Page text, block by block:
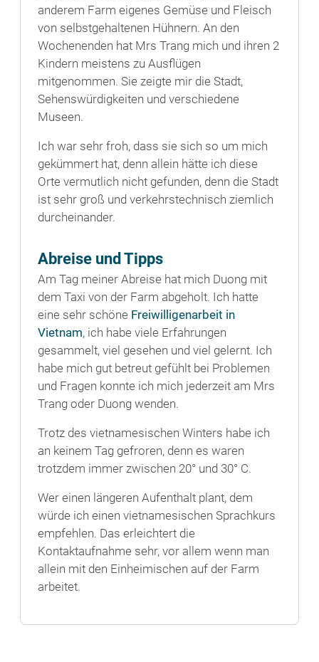
anderem Farm eigenes Gemüse und Fleisch
von selbstgehaltenen Hühnern. An den
Wochenenden hat Mrs Trang mich und ihren 2
Kindern meistens zu Ausflügen
mitgenommen. Sie zeigte mir die Stadt,
Sehenswürdigkeiten und verschiedene
Museen.
Ich war sehr froh, dass sie sich so um mich
gekümmert hat, denn allein hätte ich diese
Orte vermutlich nicht gefunden, denn die Stadt
ist sehr groß und verkehrstechnisch ziemlich
durcheinander.
Abreise und Tipps
Am Tag meiner Abreise hat mich Duong mit
dem Taxi von der Farm abgeholt. Ich hatte
eine sehr schöne Freiwilligenarbeit in
Vietnam, ich habe viele Erfahrungen
gesammelt, viel gesehen und viel gelernt. Ich
habe mich gut betreut gefühlt bei Problemen
und Fragen konnte ich mich jederzeit am Mrs
Trang oder Duong wenden.
Trotz des vietnamesischen Winters habe ich
an keinem Tag gefroren, denn es waren
trotzdem immer zwischen 20° und 30° C.
Wer einen längeren Aufenthalt plant, dem
würde ich einen vietnamesischen Sprachkurs
empfehlen. Das erleichtert die
Kontaktaufnahme sehr, vor allem wenn man
allein mit den Einheimischen auf der Farm
arbeitet.